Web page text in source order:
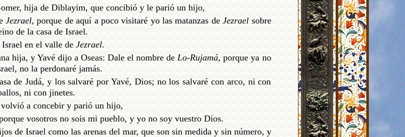
hija de Diblayim, que concibió y le parió un hijo,
Jezrael, porque de aquí a poco visitaré yo las matanzas deJezraelsobre
de la casa de Israel.
en el valle deJezrael.
hija, y Yavé dijo a Oseas: Dale el nombre deLo-Rujamá, porque ya no
no la perdonaré jamás.
de Judá, y los salvaré por Yavé, Dios; no los salvaré con arco, ni con
ni con jinetes.
a concebir y parió un hijo,
vosotros no sois mi pueblo, y yo no soy vuestro Dios.
de Israel como las arenas del mar, que son sin medida y sin número, y